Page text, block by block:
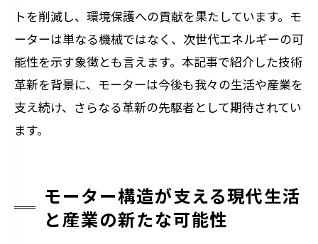
トを削減し、環境保護への貢献を果たしています。モ
ーターは単なる機械ではなく、次世代エネルギーの可
能性を示す象徴とも言えます。本記事で紹介した技術
革新を背景に、モーターは今後も我々の生活や産業を
支え続け、さらなる革新の先駆者として期待されてい
ます。
モーター構造が支える現代生活
と産業の新たな可能性